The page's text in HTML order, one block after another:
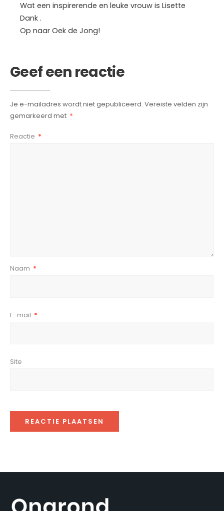
Wat een inspirerende en leuke vrouw is Lisette
Dank .
Op naar Oek de Jong!
Geef een reactie
Je e-mailadres wordt niet gepubliceerd. Vereiste velden zijn
gemarkeerd met *
Reactie *
Naam *
E-mail *
Site